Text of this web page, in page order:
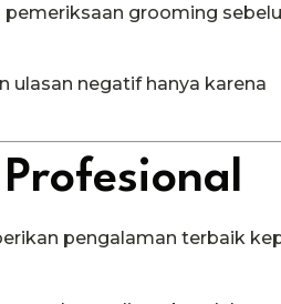
pemeriksaan grooming
ulasan negatif hanya karena
pengalaman terbaik